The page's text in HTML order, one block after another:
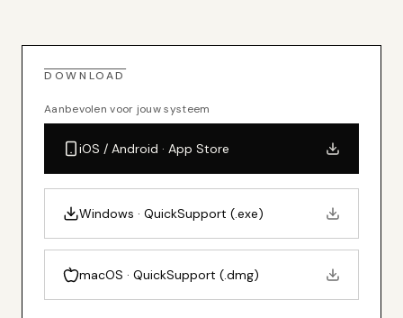
DOWNLOAD
Aanbevolen voor jouw systeem
iOS / Android · App Store
Windows · QuickSupport (.exe)
macOS · QuickSupport (.dmg)